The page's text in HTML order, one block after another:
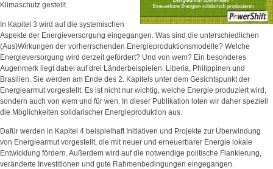
Klimaschutz gestellt.
In Kapitel 3 wird auf die systemischen
Aspekte der Energieversorgung eingegangen. Was sind die unterschiedlichen
(Aus)Wirkungen der vorherrschenden Energieproduktionsmodelle? Welche
Energieversorgung wird derzeit gefördert? Und von wem? Ein besonderes
Augenmerk liegt dabei auf drei Länderbeispielen: Liberia, Philippinen und
Brasilien. Sie werden am Ende des 2. Kapitels unter dem Gesichtspunkt der
Energiearmut vorgestellt. Es ist nicht nur wichtig, welche Energie produziert wird,
sondern auch von wem und für wen. In dieser Publikation loten wir daher speziell
die Möglichkeiten solidarischer Energieproduktion aus.
Dafür werden in Kapitel 4 beispielhaft Initiativen und Projekte zur Überwindung
von Energiearmut vorgestellt, die mit neuer und erneuerbarer Energie lokale
Entwicklung fördern. Außerdem wird auf die notwendige politische Flankierung,
veränderte Investitionen und gute Rahmenbedingungen eingegangen.